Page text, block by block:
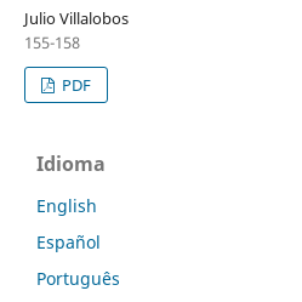
Julio Villalobos
155-158
PDF
Idioma
English
Español
Português